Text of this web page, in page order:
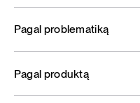
Pagal problematiką
Pagal produktą